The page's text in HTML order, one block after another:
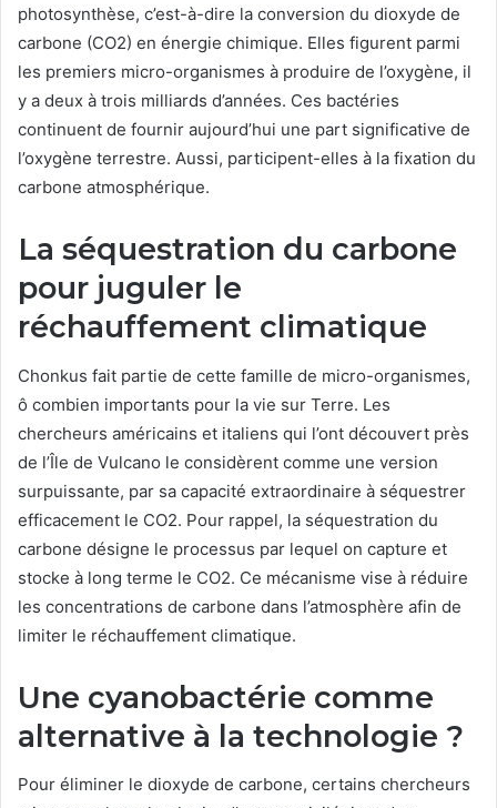
photosynthèse, c’est-à-dire la conversion du dioxyde de
carbone (CO2) en énergie chimique. Elles figurent parmi
les premiers micro-organismes à produire de l’oxygène, il
y a deux à trois milliards d’années. Ces bactéries
continuent de fournir aujourd’hui une part significative de
l’oxygène terrestre. Aussi, participent-elles à la fixation du
carbone atmosphérique.
La séquestration du carbone
pour juguler le
réchauffement climatique
Chonkus fait partie de cette famille de micro-organismes,
ô combien importants pour la vie sur Terre. Les
chercheurs américains et italiens qui l’ont découvert près
de l’Île de Vulcano le considèrent comme une version
surpuissante, par sa capacité extraordinaire à séquestrer
efficacement le CO2. Pour rappel, la séquestration du
carbone désigne le processus par lequel on capture et
stocke à long terme le CO2. Ce mécanisme vise à réduire
les concentrations de carbone dans l’atmosphère afin de
limiter le réchauffement climatique.
Une cyanobactérie comme
alternative à la technologie ?
Pour éliminer le dioxyde de carbone, certains chercheurs